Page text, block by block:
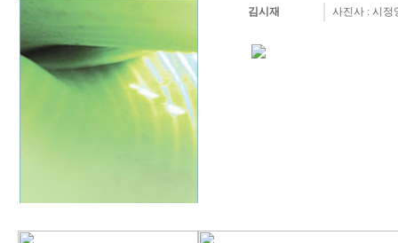
김시재 사진사 : 시정